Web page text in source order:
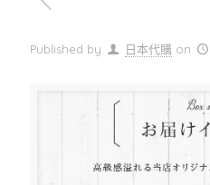
Published by 日本代購 on